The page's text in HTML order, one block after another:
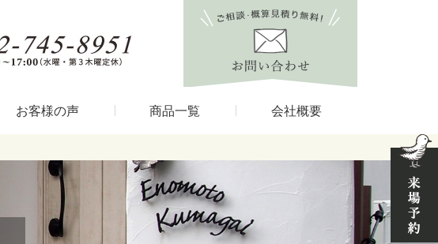
お客様の声 商品一覧 会社概要